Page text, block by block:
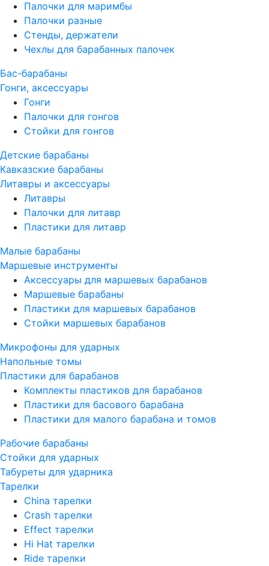
Палочки для маримбы
Палочки разные
Стенды, держатели
Чехлы для барабанных палочек
Бас-барабаны
Гонги, аксессуары
Гонги
Палочки для гонгов
Стойки для гонгов
Детские барабаны
Кавказские барабаны
Литавры и аксессуары
Литавры
Палочки для литавр
Пластики для литавр
Малые барабаны
Маршевые инструменты
Аксессуары для маршевых барабанов
Маршевые барабаны
Пластики для маршевых барабанов
Стойки маршевых барабанов
Микрофоны для ударных
Напольные томы
Пластики для барабанов
Комплекты пластиков для барабанов
Пластики для басового барабана
Пластики для малого барабана и томов
Рабочие барабаны
Стойки для ударных
Табуреты для ударника
Тарелки
China тарелки
Crash тарелки
Effect тарелки
Hi Hat тарелки
Ride тарелки